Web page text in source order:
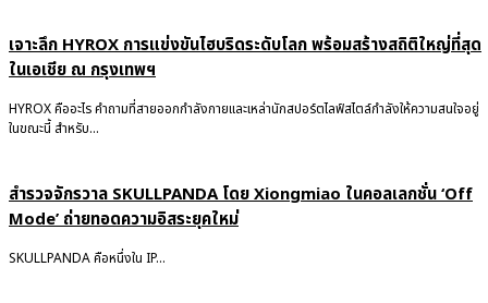
เจาะลึก HYROX การแข่งขันไฮบริดระดับโลก พร้อมสร้างสถิติใหญ่ที่สุด
ในเอเชีย ณ กรุงเทพฯ
HYROX คืออะไร คำถามที่สายออกกำลังกายและเหล่านักสปอร์ตไลฟ์สไตล์กำลังให้ความสนใจอยู่
ในขณะนี้ สำหรับ...
สำรวจจักรวาล SKULLPANDA โดย Xiongmiao ในคอลเลกชั่น ‘Off
Mode’ ถ่ายทอดความอิสระยุคใหม่
SKULLPANDA คือหนึ่งใน IP...